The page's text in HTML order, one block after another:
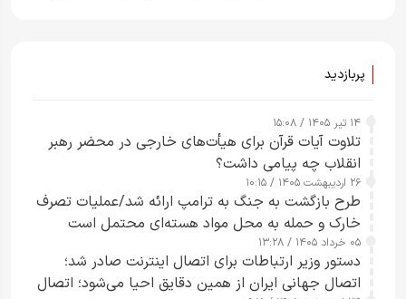
پربازدید
۱۴ تیر ۱۴۰۵ / ۱۵:۰۸
تلاوت آیات قرآن برای هیأت‌های خارجی در محضر رهبر
انقلاب چه پیامی داشت؟
۲۶ اردیبهشت ۱۴۰۵ / ۱۰:۱۵
طرح‌ بازگشت به جنگ به ترامپ ارائه شد/عملیات تصرف
خارک و حمله به محل مواد هسته‌ای محتمل است
۰۵ خرداد ۱۴۰۵ / ۱۳:۲۸
دستور وزیر ارتباطات برای اتصال اینترنت صادر شد؛
اتصال جهانی ایران از همین دقایق احیا می‌شود؛ اتصال